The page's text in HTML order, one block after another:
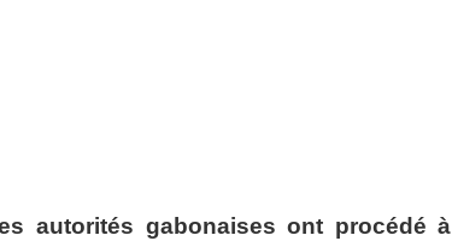
autorités gabonaises ont procédé à